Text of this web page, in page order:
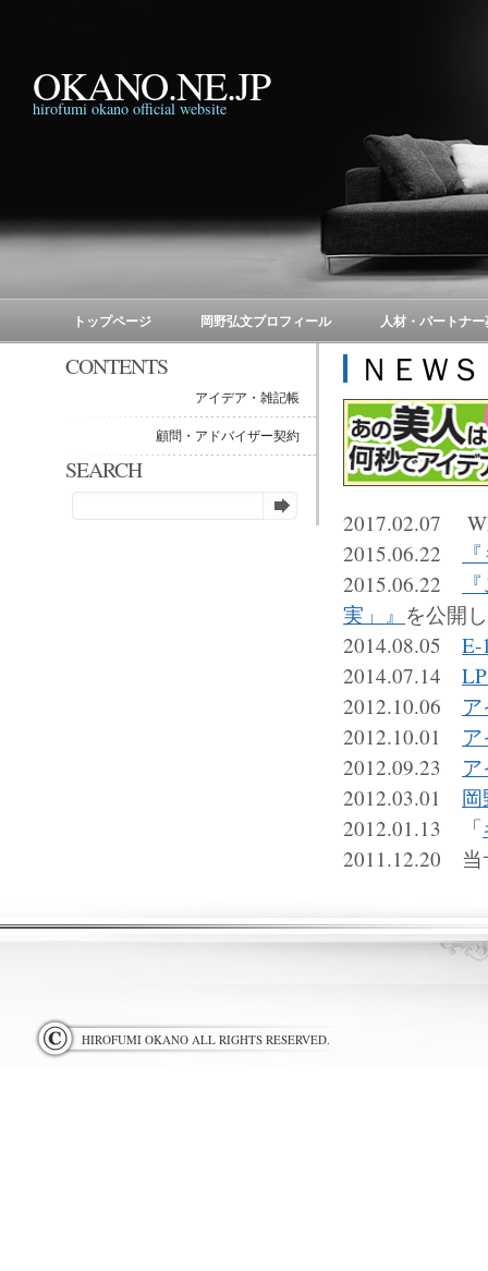
OKANO.NE.JP
hirofumi okano official website
トップページ 岡野弘文プロフィール 人材・パートナー
CONTENTS
アイデア・雑記帳
顧問・アドバイザー契約
SEARCH
ＮＥＷＳ
2017.02.07
2015.06.22
2015.06.22
実」』 を公開
2014.08.05 E-
2014.07.14
2012.10.06
2012.10.01
2012.09.23
2012.03.01
2012.01.13 「
2011.12.20 当
HIROFUMI OKANO ALL RIGHTS RESERVED.